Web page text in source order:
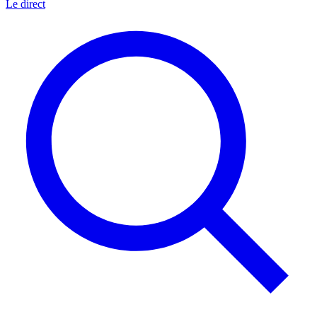
Le direct